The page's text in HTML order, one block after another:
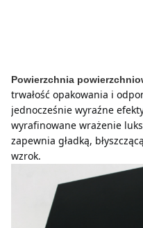
Powierzchnia
trwałość opakowania i
jednocześnie wyraźne
wyrafinowane wrażenie
zapewnia gładką,
wzrok.